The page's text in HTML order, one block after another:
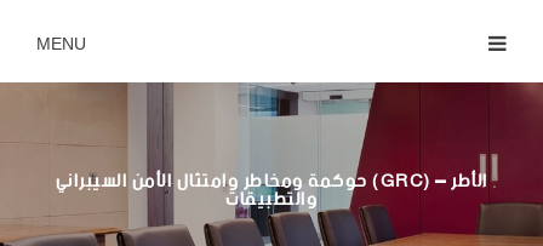
حوكمة ومخاطر وامتثال الأمن السيبراني (GRC) – الأطر
والتطبيقات